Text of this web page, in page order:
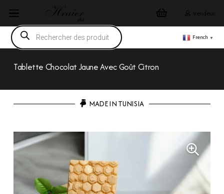
Vendeur
Recherche
de
produits
French ▼
Tablette Chocolat Jaune Avec Goût Citron
MADE IN TUNISIA